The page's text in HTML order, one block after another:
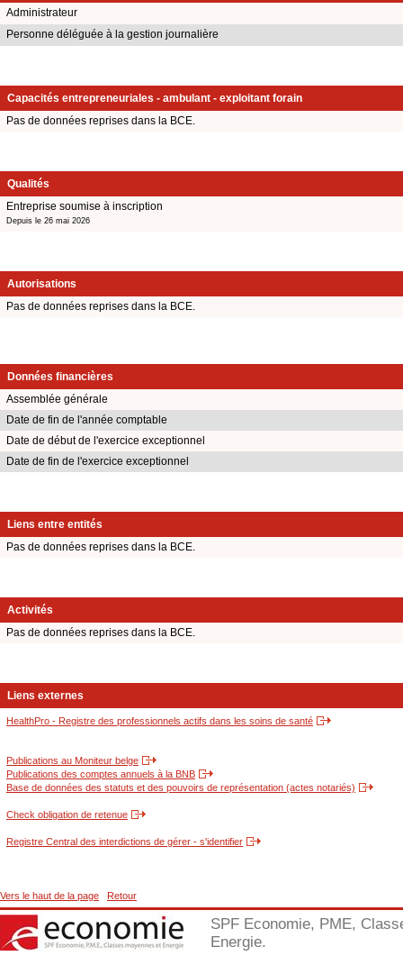
Administrateur
Personne déléguée à la gestion journalière
Capacités entrepreneuriales - ambulant - exploitant forain
Pas de données reprises dans la BCE.
Qualités
Entreprise soumise à inscription
Depuis le 26 mai 2026
Autorisations
Pas de données reprises dans la BCE.
Données financières
Assemblée générale
Date de fin de l'année comptable
Date de début de l'exercice exceptionnel
Date de fin de l'exercice exceptionnel
Liens entre entités
Pas de données reprises dans la BCE.
Activités
Pas de données reprises dans la BCE.
Liens externes
HealthPro - Registre des professionnels actifs dans les soins de santé
Publications au Moniteur belge
Publications des comptes annuels à la BNB
Base de données des statuts et des pouvoirs de représentation (actes notariés)
Check obligation de retenue
Registre Central des interdictions de gérer - s'identifier
Vers le haut de la page Retour
SPF Economie, PME,
Energie.